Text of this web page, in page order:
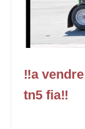
‼️a
tn5 fia‼️